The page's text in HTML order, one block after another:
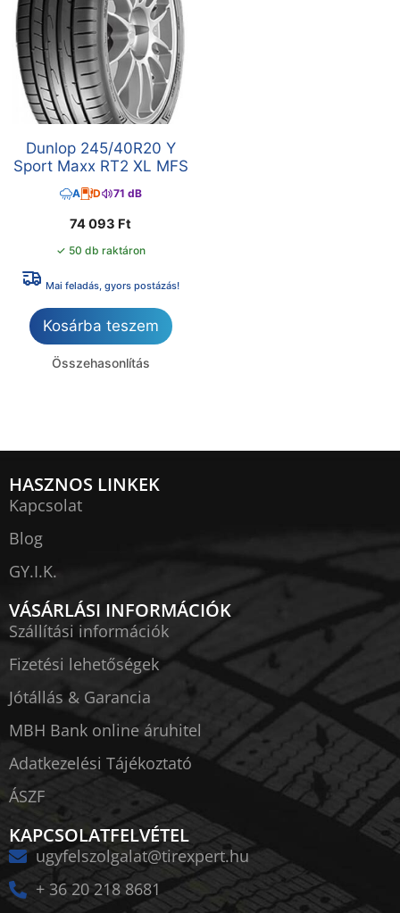
Dunlop 245/40R20 Y
Sport Maxx RT2 XL MFS
A D 71 dB
74 093 Ft
✓ 50 db raktáron
Mai feladás, gyors postázás!
Kosárba teszem
Összehasonlítás
HASZNOS LINKEK
Kapcsolat
Blog
GY.I.K.
VÁSÁRLÁSI INFORMÁCIÓK
Szállítási információk
Fizetési lehetőségek
Jótállás & Garancia
MBH Bank online áruhitel
Adatkezelési Tájékoztató
ÁSZF
KAPCSOLATFELVÉTEL
ugyfelszolgalat@tirexpert.hu
+ 36 20 218 8681